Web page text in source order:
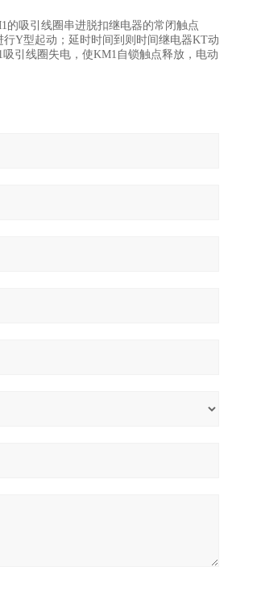
吸引线圈串进脱扣继电器的常闭触点
Y型起动；延时时间到则时间继电器KT动
引线圈失电，使KM1自锁触点释放，电动